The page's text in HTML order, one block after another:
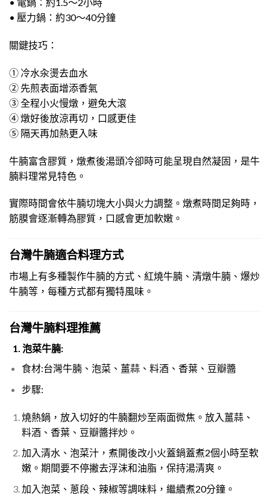
• 壓力鍋：約30～40分鐘
關鍵技巧：
① 冷水汆燙去血水
② 先煎表面增添香氣
③ 全程小火慢燉，避免大滾
④ 燉好後放涼再切，口感更佳
⑤ 隔天再加熱更入味
牛腩富含膠質，燉煮後湯頭冷卻時可能呈現自然凝固，是牛
腩料理常見特色。
實際時間會依牛腩切塊大小與火力調整。燉煮時間足夠時，
筋膜會逐漸轉為膠質，口感會更加軟嫩。
台灣牛腩適合料理方式
市場上有多種製作牛腩的方式、紅燒牛腩、清燉牛腩、爆炒
牛腩等，每種方式都有獨特風味。
台灣牛腩料理推薦
1. 泡菜牛腩:
食材:台灣牛腩、泡菜、薑蒜、料酒、香葉、豆瓣醬
步驟:
燒熱鍋，放入切好的牛腩翻炒至兩面微焦。放入薑蒜、
料酒、香葉、豆瓣醬拌炒。
加入清水、泡菜汁，煮開後改小火蓋鍋蓋煮2個小時至軟
嫩。期間要不停撇去浮沫和油脂，保持湯清爽。
加入泡菜、蔥段、辣椒等調味料，繼續煮20分鐘。